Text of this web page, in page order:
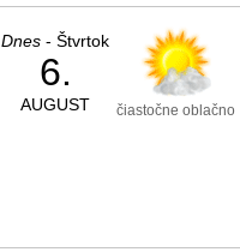
Dnes - Štvrtok
6.
AUGUST čiastočne oblačno